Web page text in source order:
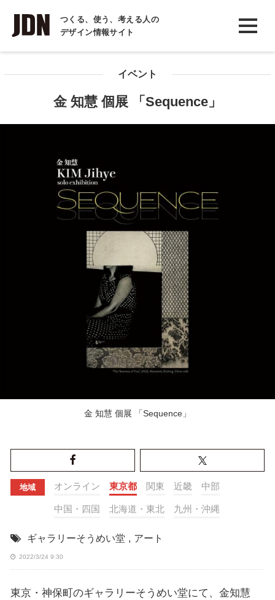
つくる、使う、考える人の
デザイン情報サイト
INTERVIEW
インタビュー
イベント
金 知慧 個展 「Sequence」
金 知慧 個展 「Sequence」
地域 オンライン 東京都 関東 近畿 中部
中国・四国 北海道・東北 九州・沖縄
ギャラリーそうめい堂 , アート
2022/3/24 9:30
東京・神保町のギャラリーそうめい堂にて、金知慧